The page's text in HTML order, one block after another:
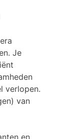
Je
verlopen.
van
en